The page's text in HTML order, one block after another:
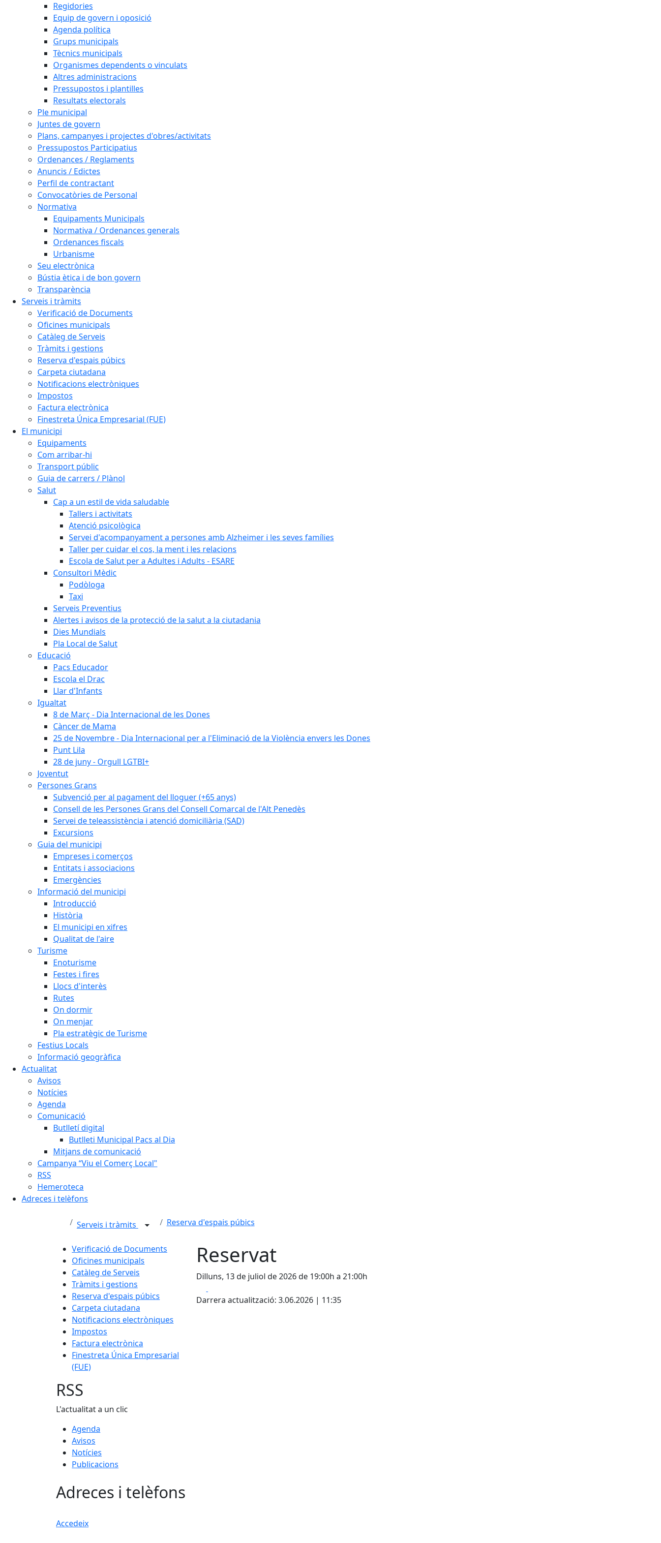
Regidories
Equip de govern i oposició
Agenda política
Grups municipals
Tècnics municipals
Organismes dependents o vinculats
Altres administracions
Pressupostos i plantilles
Resultats electorals
Ple municipal
Juntes de govern
Plans, campanyes i projectes d'obres/activitats
Pressupostos Participatius
Ordenances / Reglaments
Anuncis / Edictes
Perfil de contractant
Convocatòries de Personal
Normativa
Equipaments Municipals
Normativa / Ordenances generals
Ordenances fiscals
Urbanisme
Seu electrònica
Bústia ètica i de bon govern
Transparència
Serveis i tràmits
Verificació de Documents
Oficines municipals
Catàleg de Serveis
Tràmits i gestions
Reserva d'espais púbics
Carpeta ciutadana
Notificacions electròniques
Impostos
Factura electrònica
Finestreta Única Empresarial (FUE)
El municipi
Equipaments
Com arribar-hi
Transport públic
Guia de carrers / Plànol
Salut
Cap a un estil de vida saludable
Tallers i activitats
Atenció psicològica
Servei d'acompanyament a persones amb Alzheimer i les seves famílies
Taller per cuidar el cos, la ment i les relacions
Escola de Salut per a Adultes i Adults - ESARE
Consultori Mèdic
Podòloga
Taxi
Serveis Preventius
Alertes i avisos de la protecció de la salut a la ciutadania
Dies Mundials
Pla Local de Salut
Educació
Pacs Educador
Escola el Drac
Llar d'Infants
Igualtat
8 de Març - Dia Internacional de les Dones
Càncer de Mama
25 de Novembre - Dia Internacional per a l'Eliminació de la Violència envers les Dones
Punt Lila
28 de juny - Orgull LGTBI+
Joventut
Persones Grans
Subvenció per al pagament del lloguer (+65 anys)
Consell de les Persones Grans del Consell Comarcal de l'Alt Penedès
Servei de teleassistència i atenció domiciliària (SAD)
Excursions
Guia del municipi
Empreses i comerços
Entitats i associacions
Emergències
Informació del municipi
Introducció
Història
El municipi en xifres
Qualitat de l'aire
Turisme
Enoturisme
Festes i fires
Llocs d'interès
Rutes
On dormir
On menjar
Pla estratègic de Turisme
Festius Locals
Informació geogràfica
Actualitat
Avisos
Notícies
Agenda
Comunicació
Butlletí digital
Butlleti Municipal Pacs al Dia
Mitjans de comunicació
Campanya “Viu el Comerç Local"
RSS
Hemeroteca
Adreces i telèfons
Serveis i tràmits Reserva d'espais púbics
Verificació de Documents
Oficines municipals
Catàleg de Serveis
Tràmits i gestions
Reserva d'espais púbics
Carpeta ciutadana
Notificacions electròniques
Impostos
Factura electrònica
Finestreta Única Empresarial
(FUE)
Reservat
Dilluns, 13 de juliol de 2026 de 19:00h a 21:00h
Darrera actualització: 3.06.2026 | 11:35
RSS
L'actualitat a un clic
Agenda
Avisos
Notícies
Publicacions
Adreces i telèfons
Accedeix